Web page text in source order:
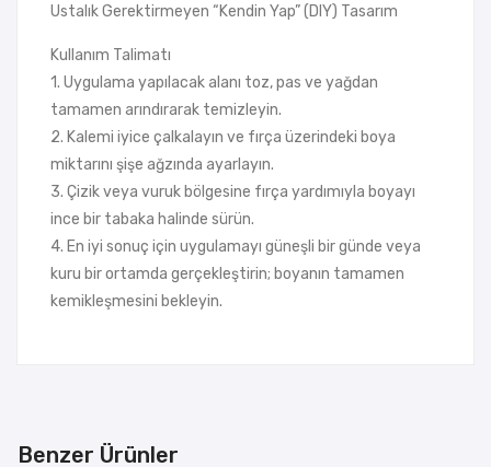
Ustalık Gerektirmeyen “Kendin Yap” (DIY) Tasarım
Kullanım Talimatı
1. Uygulama yapılacak alanı toz, pas ve yağdan
tamamen arındırarak temizleyin.
2. Kalemi iyice çalkalayın ve fırça üzerindeki boya
miktarını şişe ağzında ayarlayın.
3. Çizik veya vuruk bölgesine fırça yardımıyla boyayı
ince bir tabaka halinde sürün.
4. En iyi sonuç için uygulamayı güneşli bir günde veya
kuru bir ortamda gerçekleştirin; boyanın tamamen
kemikleşmesini bekleyin.
Benzer Ürünler